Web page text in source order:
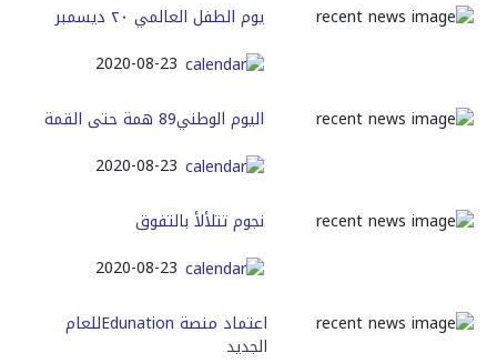
يوم الطفل العالمي ٢٠ ديسمبر
2020-08-23
اليوم‭ ‬الوطني‭ ‬89همة‭ ‬حتى‭ ‬القمة‭‬
2020-08-23
نجوم‭ ‬تتلألأ‭ ‬بالتفوق
2020-08-23
اعتماد منصة Edunationللعام
الجديد